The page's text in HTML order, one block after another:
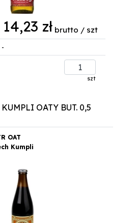
14,23 zł brutto / szt
-
szt
OATY BUT. 0,5
OAT
Kumpli